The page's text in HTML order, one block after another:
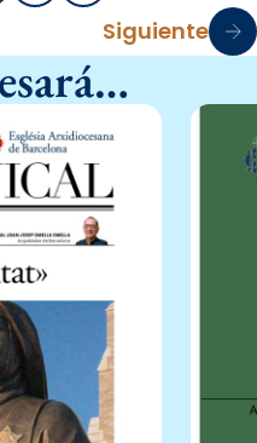
Siguiente